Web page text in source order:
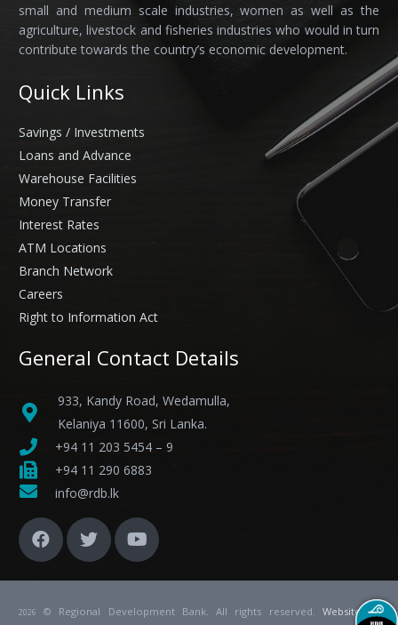
small and medium scale industries, women as well as the
agriculture, livestock and fisheries industries who would in turn
contribute towards the country’s economic development.
Quick Links
Savings / Investments
Loans and Advance
Warehouse Facilities
Money Transfer
Interest Rates
ATM Locations
Branch Network
Careers
Right to Information Act
General Contact Details
933, Kandy Road, Wedamulla,
Kelaniya 11600, Sri Lanka.
+94 11 203 5454 – 9
+94 11 290 6883
info@rdb.lk
2026 © Regional Development Bank. All rights reserved. Websiteby